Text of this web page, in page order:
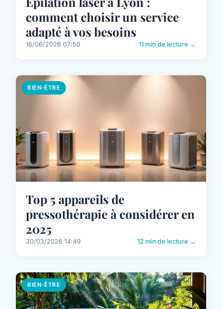
comment choisir un service
adapté à vos besoins
16/06/2026 07:50 11 min de lecture →
BIEN-ÊTRE
Top 5 appareils de
pressothérapie à considérer en
2025
30/03/2026 14:49 12 min de lecture →
BIEN-ÊTRE